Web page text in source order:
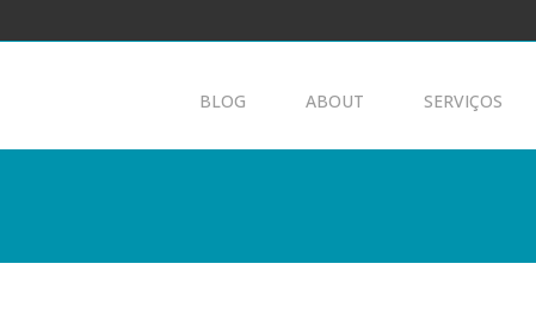
BLOG ABOUT SERVIÇOS